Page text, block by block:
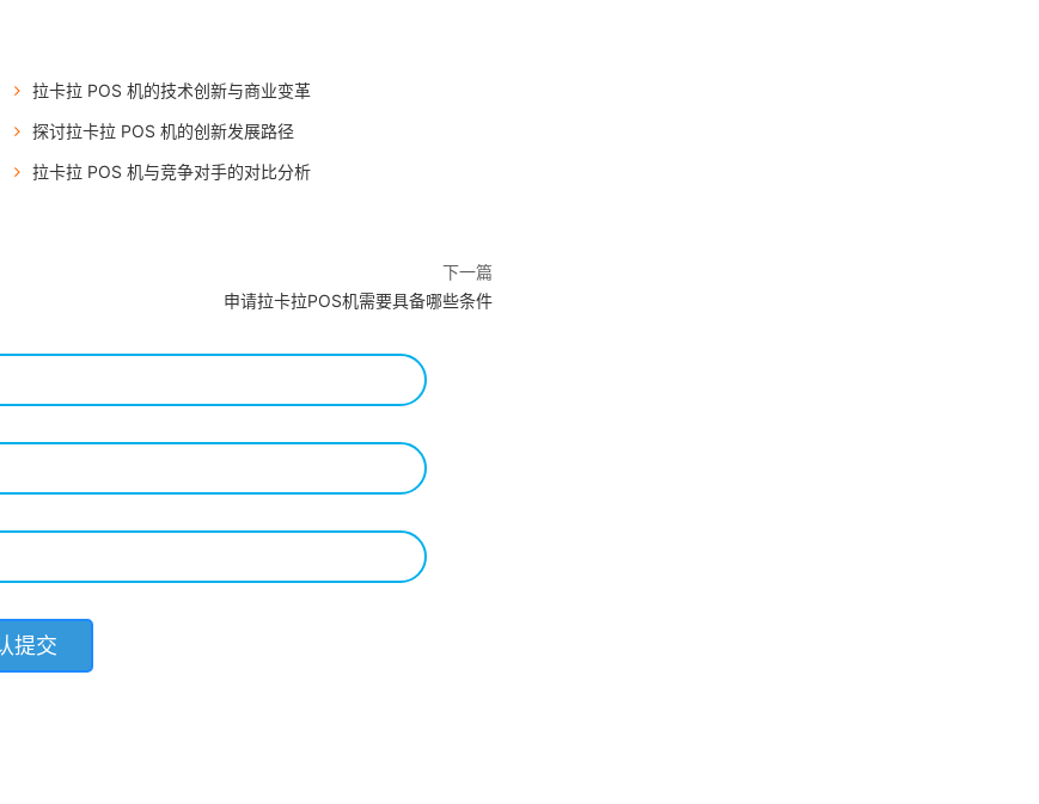
拉卡拉 POS 机的技术创新与商业变革
探讨拉卡拉 POS 机的创新发展路径
拉卡拉 POS 机与竞争对手的对比分析
下一篇
申请拉卡拉POS机需要具备哪些条件